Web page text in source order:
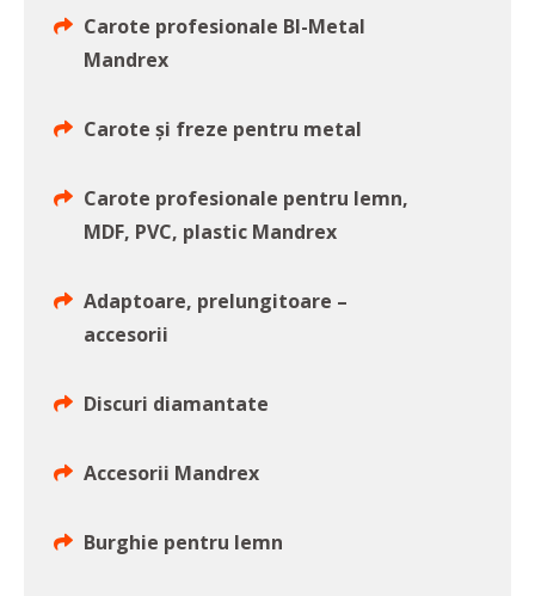
Carote profesionale BI-Metal
Mandrex
Carote și freze pentru metal
Carote profesionale pentru lemn,
MDF, PVC, plastic Mandrex
Adaptoare, prelungitoare –
accesorii
Discuri diamantate
Accesorii Mandrex
Burghie pentru lemn